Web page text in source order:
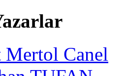
Mertol Canel